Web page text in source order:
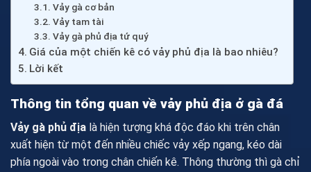
Vảy gà cơ bản
Vảy tam tài
Vảy gà phủ địa tứ quý
Giá của một chiến kê có vảy phủ địa là bao nhiêu?
Lời kết
Thông tin tổng quan về vảy phủ địa ở gà đá
Vảy gà phủ địa là hiện tượng khá độc đáo khi trên chân
xuất hiện từ một đến nhiều chiếc vảy xếp ngang, kéo dài
phía ngoài vào trong chân chiến kê. Thông thường thì gà chỉ